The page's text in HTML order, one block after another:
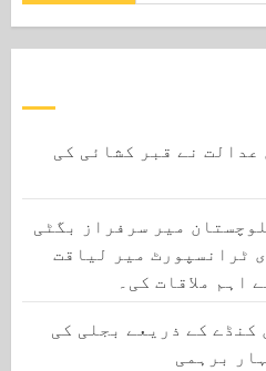
نے قبر کشائی کی
میر سرفراز بگٹی
ٹرانسپورٹ میر لیاقت
اہم ملاقات کی۔
کنڈے کے ذریعے بجلی کی
برہمی